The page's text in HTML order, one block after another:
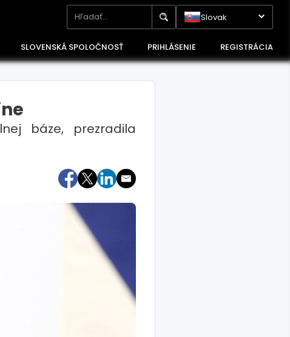
Slovak
SLOVENSKÁ SPOLOČNOSŤ PRIHLÁSENIE REGISTRÁCIA
Maďarsko
báze, prezradila